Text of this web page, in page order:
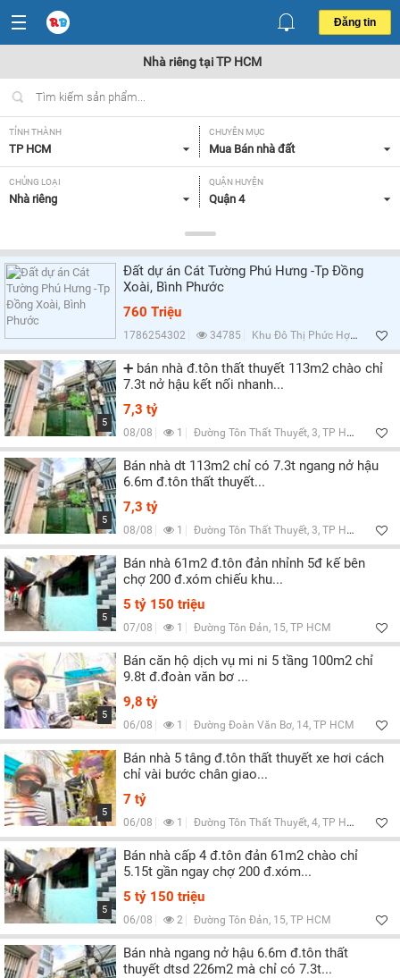
Đăng tin
Nhà riêng tại TP HCM
TỈNH THÀNH
TP HCM
CHUYÊN MỤC
Mua Bán nhà đất
CHỦNG LOẠI
Nhà riêng
QUẬN HUYỆN
Quận 4
< 30 m2,
MỨC GIÁ
Tất cả
HƯỚNG
Tất cả
MẶT TIỀN
Tất cả
Đất dự án Cát Tường Phú Hưng -Tp Đồng
Xoài, Bình Phước
760 Triệu
1786254302 34785 Khu Đô Thị Phức Hợp Cát Tường Phú Hưng, Bình Phước
5
➕ bán nhà đ.tôn thất thuyết 113m2 chào chỉ
7.3t nở hậu kết nối nhanh...
7,3 tỷ
08/08 1 Đường Tôn Thất Thuyết, 3, TP HCM
5
Bán nhà dt 113m2 chỉ có 7.3t ngang nở hậu
6.6m đ.tôn thất thuyết...
7,3 tỷ
08/08 1 Đường Tôn Thất Thuyết, 3, TP HCM
5
Bán nhà 61m2 đ.tôn đản nhỉnh 5đ kế bên
chợ 200 đ.xóm chiếu khu...
5 tỷ 150 triệu
07/08 1 Đường Tôn Đản, 15, TP HCM
5
Bán căn hộ dịch vụ mi ni 5 tầng 100m2 chỉ
9.8t đ.đoàn văn bơ ...
9,8 tỷ
06/08 1 Đường Đoàn Văn Bơ, 14, TP HCM
5
Bán nhà 5 tâng đ.tôn thất thuyết xe hơi cách
chỉ vài bước chân giao...
7 tỷ
06/08 1 Đường Tôn Thất Thuyết, 4, TP HCM
5
Bán nhà cấp 4 đ.tôn đản 61m2 chào chỉ
5.15t gần ngay chợ 200 đ.xóm...
5 tỷ 150 triệu
06/08 2 Đường Tôn Đản, 15, TP HCM
Bán nhà ngang nở hậu 6.6m đ.tôn thất
thuyết dtsd 226m2 mà chỉ có 7.3t...